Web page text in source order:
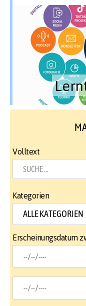
Volltext
Kategorien
Erscheinungsdatum